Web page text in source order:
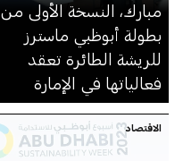
مبارك، النسخة الأولى من
بطولة أبوظبي ماسترز
للريشة الطائرة تعقد
فعالياتها في الإمارة
الاقتصاد